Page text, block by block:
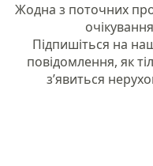
Жодна з поточних
Підпишіться на
повідомлення, як
з’явиться